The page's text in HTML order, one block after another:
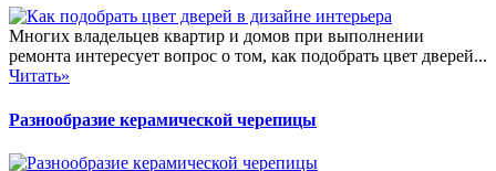
Многих владельцев квартир и домов при выполнении
ремонта интересует вопрос о том, как подобрать цвет дверей...
Читать»
Разнообразие керамической черепицы